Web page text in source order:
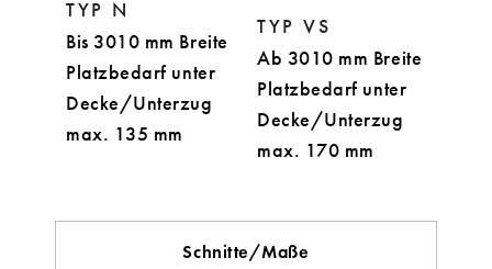
TYP N
Bis 3010 mm Breite
Platzbedarf unter
Decke/Unterzug
max. 135 mm
TYP VS
Ab 3010 mm Breite
Platzbedarf unter
Decke/Unterzug
max. 170 mm
Schnitte/Maße